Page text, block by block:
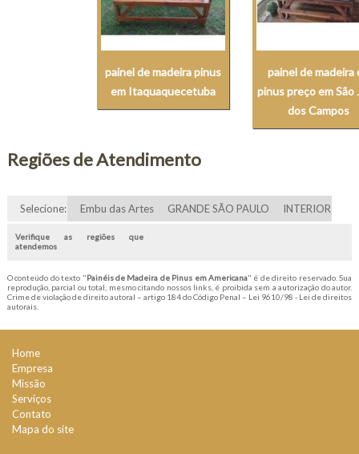
painel de madeira pinus
em Itaquaquecetuba
painel de madeira
pinus preço em São
dos Campos
Regiões de Atendimento
Selecione: Embu das Artes GRANDE SÃO PAULO INTERIOR
Verifique as regiões que
atendemos
O conteúdo do texto "Painéis de Madeira de Pinus em Americana" é de direito reservado. Sua
reprodução, parcial ou total, mesmo citando nossos links, é proibida sem a autorização do autor.
Crime de violação de direito autoral – artigo 184 do Código Penal – Lei 9610/98 - Lei de direitos
autorais.
Home
Empresa
Missão
Serviços
Contato
Mapa do site